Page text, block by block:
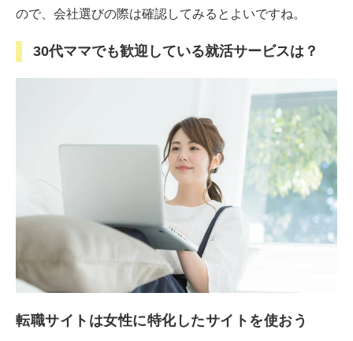
ので、会社選びの際は確認してみるとよいですね。
30代ママでも歓迎している就活サービスは？
転職サイトは女性に特化したサイトを使おう